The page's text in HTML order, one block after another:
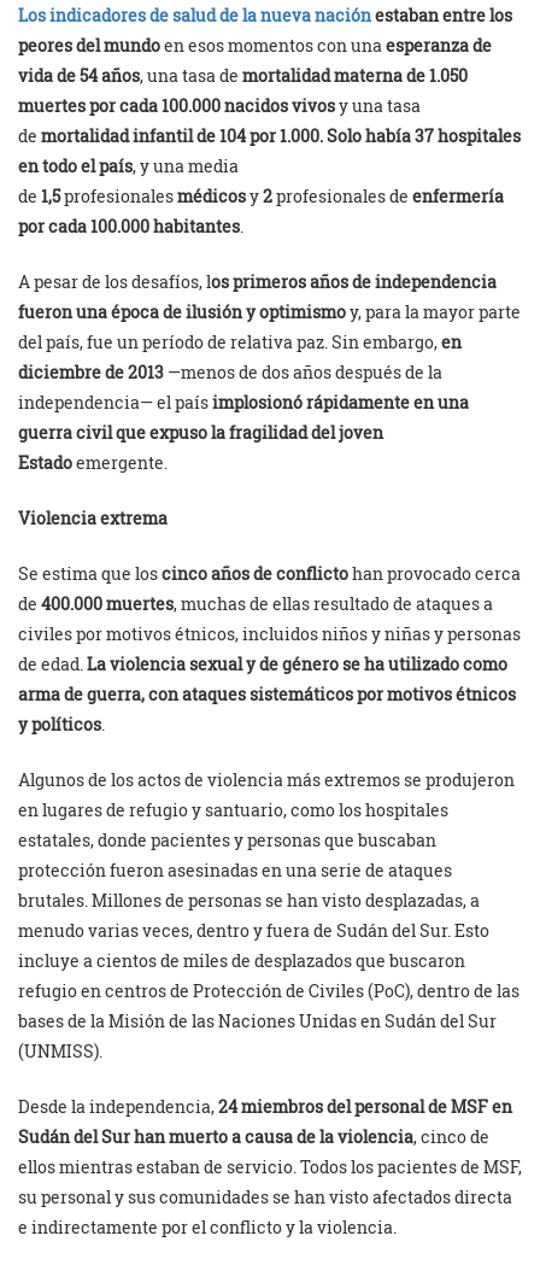
Los indicadores de salud de la nueva naciónestaban entre los
peores del mundoen esos momentos con unaesperanza de
vida de 54 años, una tasa de mortalidad materna de 1.050
muertes por cada 100.000 nacidos vivosy una tasa
de mortalidad infantil de 104 por 1.000.Solo había 37 hospitales
en todo el país, y una media
de 1,5profesionalesmédicosy2profesionales de enfermería
por cada 100.000 habitantes.
A pesar de los desafíos, los primeros años de independencia
fueron una época de ilusión y optimismoy, para la mayor parte
del país, fue un período de relativa paz. Sin embargo,en
diciembre de 2013 —menos de dos años después de la
independencia— el paísimplosionó rápidamente en una
guerra civilque expuso la fragilidad del joven
Estadoemergente.
Violencia extrema
Se estima que loscinco años de conflictohan provocado cerca
de 400.000 muertes, muchas de ellas resultado de ataques a
civiles por motivos étnicos, incluidos niños y niñas y personas
de edad.La violencia sexual y de género se ha utilizado como
arma de guerra, con ataques sistemáticos por motivos étnicos
y políticos.
Algunos de los actos de violencia más extremos se produjeron
en lugares de refugio y santuario, como los hospitales
estatales, donde pacientes y personas que buscaban
protección fueron asesinadas en una serie de ataques
brutales. Millones de personas se han visto desplazadas, a
menudo varias veces, dentro y fuera de Sudán del Sur. Esto
incluye a cientos de miles de desplazados que buscaron
refugio en centros de Protección de Civiles (PoC), dentro de las
bases de la Misión de las Naciones Unidas en Sudán del Sur
(UNMISS).
Desde la independencia,24 miembros del personal de MSF en
Sudán del Sur han muerto a causa de la violencia, cinco de
ellos mientras estaban de servicio. Todos los pacientes de MSF,
su personal y sus comunidades se han visto afectados directa
e indirectamente por el conflicto y la violencia.